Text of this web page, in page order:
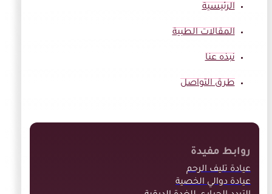
الرئيسية
المقالات الطبية
نبذه عنا
طرق التواصل
روابط مفيدة
عيادة تليف الرحم
عيادة دوالي الخصية